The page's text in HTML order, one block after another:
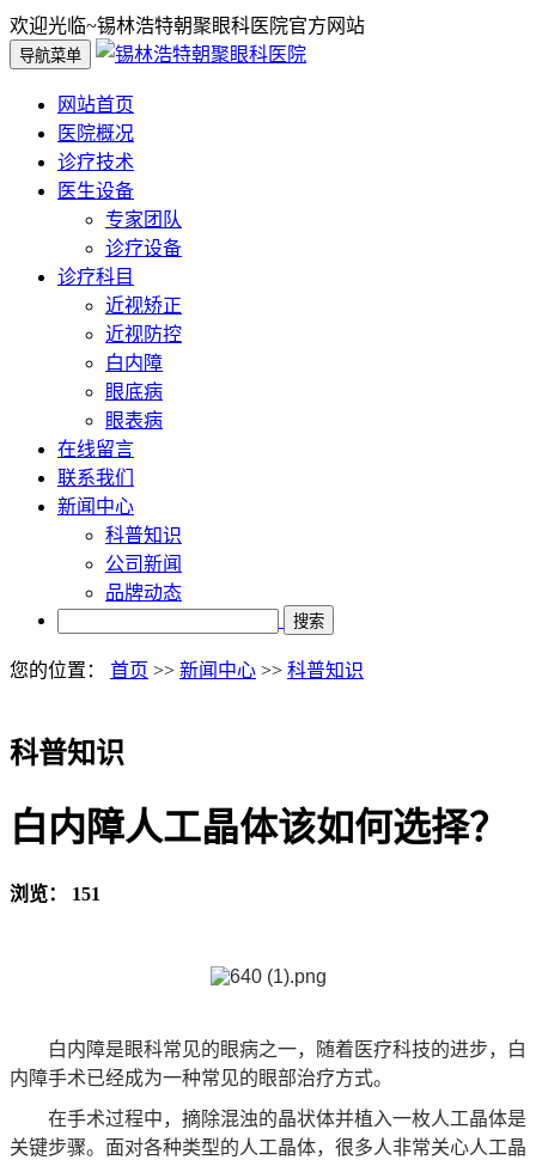
欢迎光临~锡林浩特朝聚眼科医院官方网站
导航菜单
网站首页
医院概况
诊疗技术
医生设备
专家团队
诊疗设备
诊疗科目
近视矫正
近视防控
白内障
眼底病
眼表病
在线留言
联系我们
新闻中心
科普知识
公司新闻
品牌动态
搜索
您的位置： 首页 >> 新闻中心 >> 科普知识
科普知识
白内障人工晶体该如何选择？
浏览： 151
白内障是眼科常见的眼病之一，随着医疗科技的进步，白
内障手术已经成为一种常见的眼部治疗方式。
在手术过程中，摘除混浊的晶状体并植入一枚人工晶体是
关键步骤。面对各种类型的人工晶体，很多人非常关心人工晶